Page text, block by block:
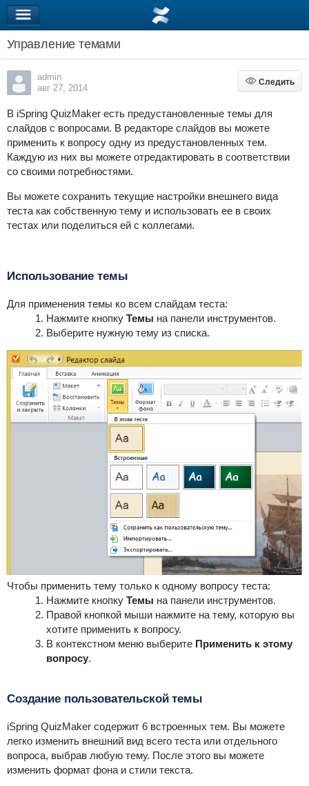
Управление темами
admin
авг 27, 2014
Следить
Следить
В iSpring QuizMaker есть предустановленные темы для
слайдов с вопросами. В редакторе слайдов вы можете
применить к вопросу одну из предустановленных тем.
Каждую из них вы можете отредактировать в соответствии
со своими потребностями.
Вы можете сохранить текущие настройки внешнего вида
теста как собственную тему и использовать ее в своих
тестах или поделиться ей с коллегами.
Использование темы
Для применения темы ко всем слайдам теста:
Нажмите кнопку Темы на панели инструментов.
Выберите нужную тему из списка.
Чтобы применить тему только к одному вопросу теста:
Нажмите кнопку Темы на панели инструментов.
Правой кнопкой мыши нажмите на тему, которую вы
хотите применить к вопросу.
В контекстном меню выберите Применить к этому
вопросу.
Создание пользовательской темы
iSpring QuizMaker содержит 6 встроенных тем. Вы можете
легко изменить внешний вид всего теста или отдельного
вопроса, выбрав любую тему. После этого вы можете
изменить формат фона и стили текста.